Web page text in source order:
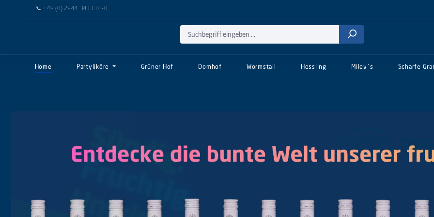
Hauptinhalt springen
Suche springen
Zur Hauptnavigation springen
📞 +49 (0) 2944 341110-0
Home Partyliköre Grüner Hof Domhof Wormstall Hessling Miley´s Scharfe